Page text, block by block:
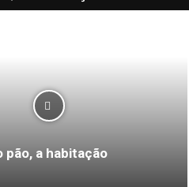
pão, a habitação